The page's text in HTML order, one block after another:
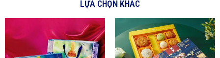
LỰA CHỌN KHÁC